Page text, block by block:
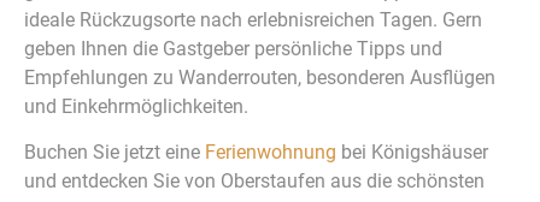
ideale Rückzugsorte nach erlebnisreichen Tagen. Gern
geben Ihnen die Gastgeber persönliche Tipps und
Empfehlungen zu Wanderrouten, besonderen Ausflügen
und Einkehrmöglichkeiten.
Buchen Sie jetzt eine Ferienwohnung bei Königshäuser
und entdecken Sie von Oberstaufen aus die schönsten